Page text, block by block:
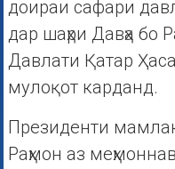
доираи сафари
дар шаҳри Давҳа
Давлати Қатар
мулоқот карданд.
Президенти
Раҳмон аз